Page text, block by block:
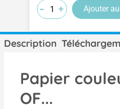
-
-
- +
+
+ Ajouter
Description
Papier
OF...